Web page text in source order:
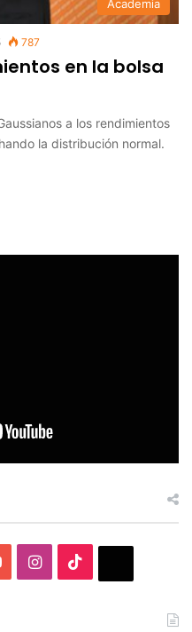
Academia
787
en la bolsa
a los rendimientos
la distribución normal.
YouTubeInstagram